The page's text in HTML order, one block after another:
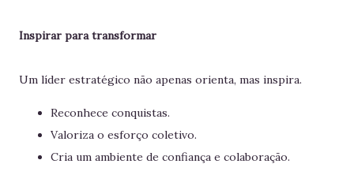
Inspirar para transformar
Um líder estratégico não apenas orienta, mas inspira.
Reconhece conquistas.
Valoriza o esforço coletivo.
Cria um ambiente de confiança e colaboração.